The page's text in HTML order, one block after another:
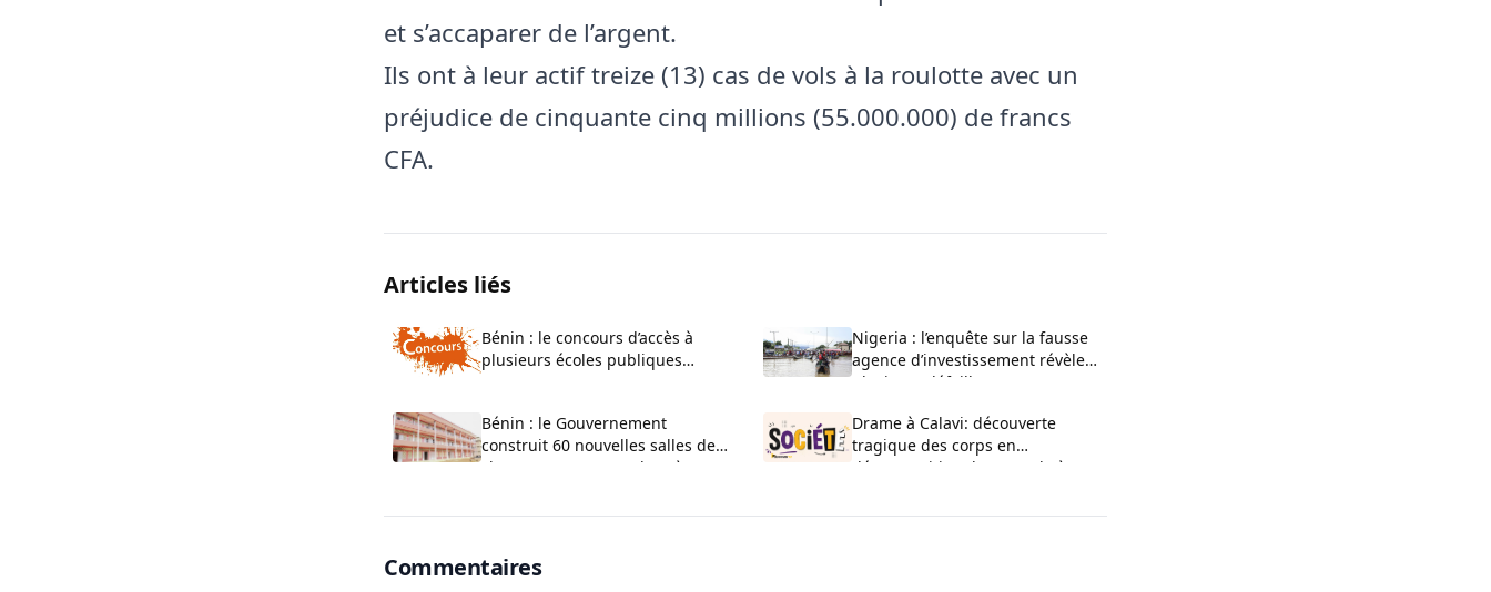
et s’accaparer de l’argent.
Ils ont à leur actif treize (13) cas de vols à la roulotte avec un
préjudice de cinquante cinq millions (55.000.000) de francs
CFA.
Articles liés
Bénin : le concours d’accès à
plusieurs écoles publiques
Nigeria : l’enquête sur la fausse
agence d’investissement révèle
plusieurs défaillances
Bénin : le Gouvernement
construit 60 nouvelles salles de
classe au CEG La Verdure à
Drame à Calavi: découverte
tragique des corps en
décomposition d’un couple à
Commentaires